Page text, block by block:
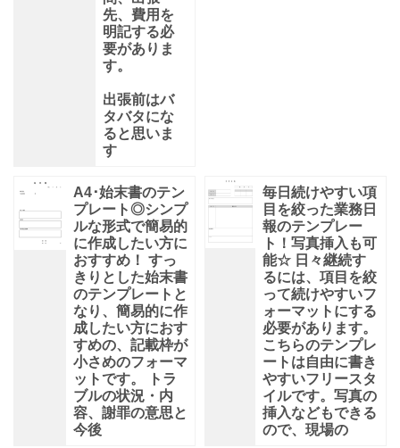
先、費用を
明記する必
要がありま
す。
出張前はバ
タバタにな
ると思いま
す
A4･始末書のテン
プレート◎シンプ
ルな形式で簡易的
に作成したい方に
おすすめ！ すっ
きりとした始末書
のテンプレートと
なり、簡易的に作
成したい方におす
すめの、記載枠が
小さめのフォーマ
ットです。 トラ
ブルの状況・内
容、謝罪の意思と
今後
毎日続けやすい項
目を絞った業務日
報のテンプレー
ト！写真挿入も可
能☆ 日々継続す
るには、項目を絞
って続けやすいフ
ォーマットにする
必要があります。
こちらのテンプレ
ートは自由に書き
やすいフリースタ
イルです。写真の
挿入などもできる
ので、現場の